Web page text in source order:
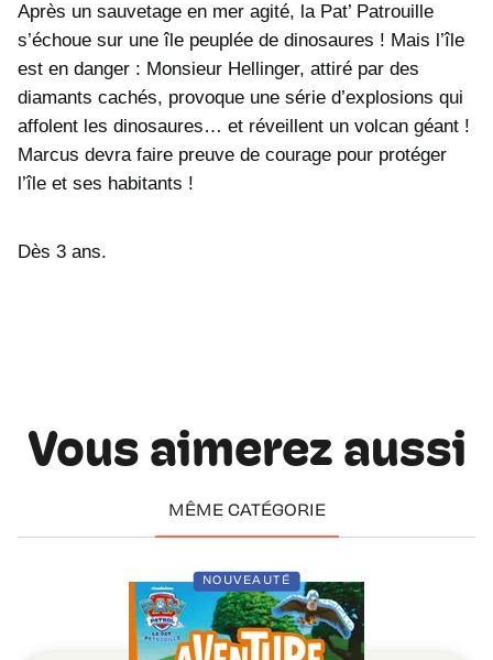
Après un sauvetage en mer agité, la Pat’ Patrouille
s’échoue sur une île peuplée de dinosaures ! Mais l’île
est en danger : Monsieur Hellinger, attiré par des
diamants cachés, provoque une série d’explosions qui
affolent les dinosaures… et réveillent un volcan géant !
Marcus devra faire preuve de courage pour protéger
l’île et ses habitants !
Dès 3 ans.
Vous aimerez aussi
MÊME CATÉGORIE
NOUVEAUTÉ